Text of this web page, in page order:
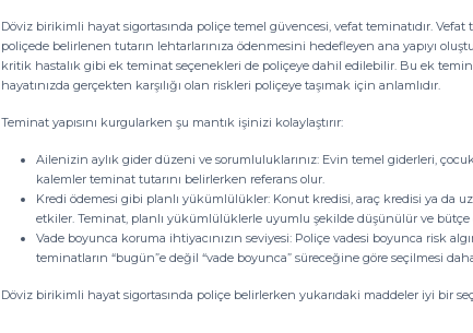
Döviz birikimli hayat sigortasında poliçe temel güvencesi, vefat teminatıdır.
poliçede belirlenen tutarın lehtarlarınıza ödenmesini hedefleyen ana yapıyı
kritik hastalık gibi ek teminat seçenekleri de poliçeye dahil edilebilir. Bu ek
hayatınızda gerçekten karşılığı olan riskleri poliçeye taşımak için anlamlıdır.
Teminat yapısını kurgularken şu mantık işinizi kolaylaştırır:
Ailenizin aylık gider düzeni ve sorumluluklarınız: Evin temel giderleri,
kalemler teminat tutarını belirlerken referans olur.
Kredi ödemesi gibi planlı yükümlülükler: Konut kredisi, araç kredisi ya da
etkiler. Teminat, planlı yükümlülüklerle uyumlu şekilde düşünülür ve
Vade boyunca koruma ihtiyacınızın seviyesi: Poliçe vadesi boyunca risk
teminatların “bugün”e değil “vade boyunca” süreceğine göre seçilmesi
Döviz birikimli hayat sigortasında poliçe belirlerken yukarıdaki maddeler iyi bir